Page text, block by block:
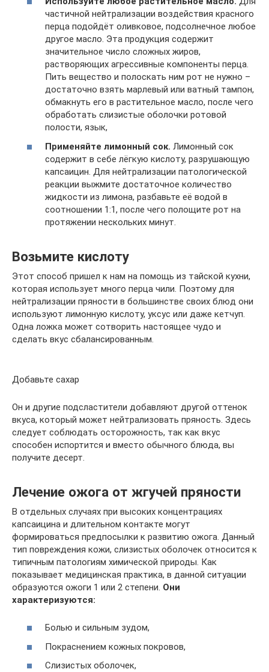
частичной нейтрализации воздействия красного
перца подойдёт оливковое, подсолнечное любое
другое масло. Эта продукция содержит
значительное число сложных жиров,
растворяющих агрессивные компоненты перца.
Пить вещество и полоскать ним рот не нужно –
достаточно взять марлевый или ватный тампон,
обмакнуть его в растительное масло, после чего
обработать слизистые оболочки ротовой
полости, язык,
Применяйте лимонный сок. Лимонный сок
содержит в себе лёгкую кислоту, разрушающую
капсаицин. Для нейтрализации патологической
реакции выжмите достаточное количество
жидкости из лимона, разбавьте её водой в
соотношении 1:1, после чего полощите рот на
протяжении нескольких минут.
Возьмите кислоту
Этот способ пришел к нам на помощь из тайской кухни,
которая использует много перца чили. Поэтому для
нейтрализации пряности в большинстве своих блюд они
используют лимонную кислоту, уксус или даже кетчуп.
Одна ложка может сотворить настоящее чудо и
сделать вкус сбалансированным.
Добавьте сахар
Он и другие подсластители добавляют другой оттенок
вкуса, который может нейтрализовать пряность. Здесь
следует соблюдать осторожность, так как вкус
способен испортится и вместо обычного блюда, вы
получите десерт.
Лечение ожога от жгучей пряности
В отдельных случаях при высоких концентрациях
капсаицина и длительном контакте могут
формироваться предпосылки к развитию ожога. Данный
тип повреждения кожи, слизистых оболочек относится к
типичным патологиям химической природы. Как
показывает медицинская практика, в данной ситуации
образуются ожоги 1 или 2 степени. Они
характеризуются:
Болью и сильным зудом,
Покраснением кожных покровов,
Слизистых оболочек,